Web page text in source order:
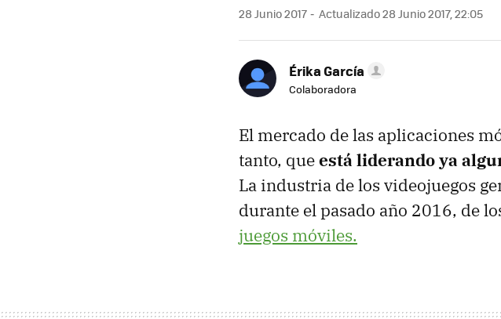
28 Junio 2017 Actualizado 28 Junio 2017, 22:05
Érika García
Colaboradora
El mercado de las aplicaciones
tanto, queestá liderando ya
La industria de los videojuegos
durante el pasado año 2016, de
juegos móviles.